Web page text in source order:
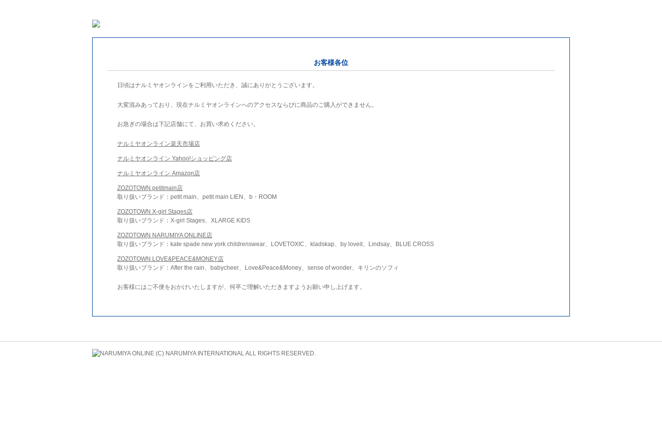
お客様各位
日頃はナルミヤオンラインをご利用いただき、誠にありがとうございます。
大変混みあっており、現在ナルミヤオンラインへのアクセスならびに商品のご購入ができません。
お急ぎの場合は下記店舗にて、お買い求めください。
ナルミヤオンライン楽天市場店
ナルミヤオンライン Yahoo!ショッピング店
ナルミヤオンライン Amazon店
ZOZOTOWN petitmain店
取り扱いブランド：petit main、petit main LIEN、b・ROOM
ZOZOTOWN X-girl Stages店
取り扱いブランド：X-girl Stages、XLARGE KIDS
ZOZOTOWN NARUMIYA ONLINE店
取り扱いブランド：kate spade new york childrenswear、LOVETOXIC、kladskap、by loveit、Lindsay、BLUE CROSS
ZOZOTOWN LOVE&PEACE&MONEY店
取り扱いブランド：After the rain、babycheer、Love&Peace&Money、sense of wonder、キリンのソフィ
お客様にはご不便をおかけいたしますが、何卒ご理解いただきますようお願い申し上げます。